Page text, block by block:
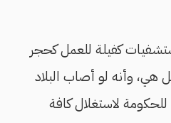
كفيلة للعمل كحجر
هي، وأنه لو أصاب البلاد
لاستغلال كافة